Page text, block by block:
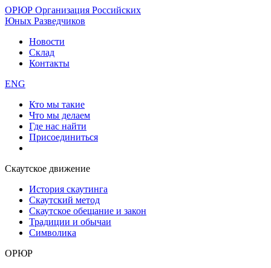
ОРЮР Организация Российских
Юных Разведчиков
Новости
Склад
Контакты
ENG
Кто мы такие
Что мы делаем
Где нас найти
Присоединиться
Скаутское движение
История скаутинга
Скаутский метод
Скаутское обещание и закон
Традиции и обычаи
Символика
ОРЮР